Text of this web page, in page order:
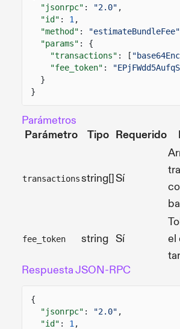
"jsonrpc" : "2.0" ,
"id" : 1 ,
"method" : "estimateBundleFee"
"params" : {
"transactions" : [
"fee_token" :
}
}
Parámetros
Parámetro
Tipo Requerido
transactionsstring[]Sí
fee_token string Sí
el
Respuesta JSON-RPC
{
"jsonrpc" : "2.0" ,
"id" : 1 ,